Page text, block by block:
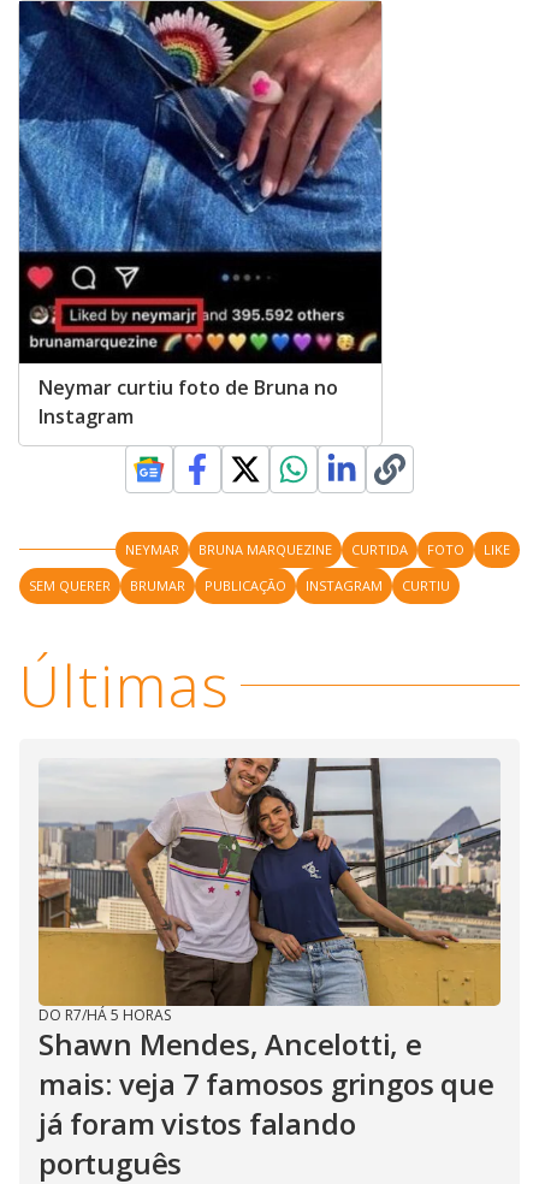
Neymar curtiu foto de Bruna no
Instagram
NEYMAR BRUNA MARQUEZINE CURTIDA FOTO
LIKE
SEM QUERER
BRUMAR PUBLICAÇÃO INSTAGRAM CURTIU
Últimas
DO R7/HÁ 5 HORAS
Shawn Mendes, Ancelotti, e
mais: veja 7 famosos gringos que
já foram vistos falando
português